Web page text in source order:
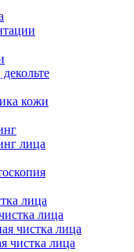
кожи
лица
лица
лица
чистка лица
чистка лица